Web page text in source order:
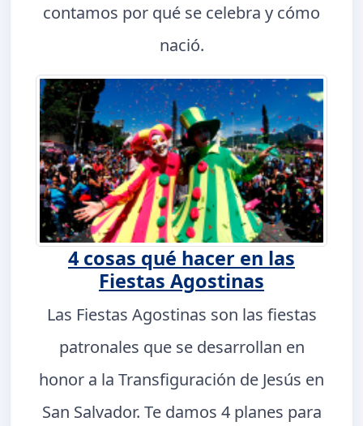
contamos por qué se celebra y cómo
nació.
4 cosas qué hacer en las
Fiestas Agostinas
Las Fiestas Agostinas son las fiestas
patronales que se desarrollan en
honor a la Transfiguración de Jesús en
San Salvador. Te damos 4 planes para